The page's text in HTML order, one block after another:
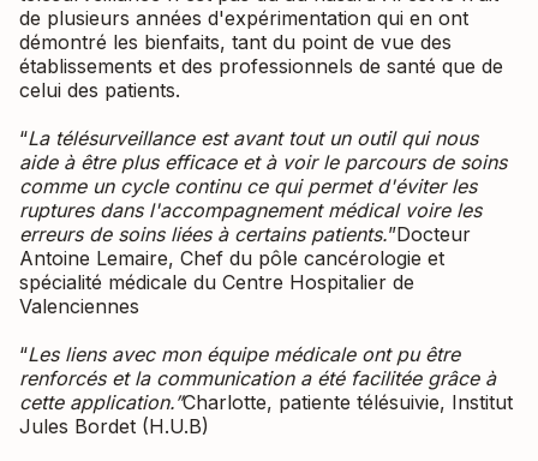
de plusieurs années d'expérimentation qui en ont
démontré les bienfaits, tant du point de vue des
établissements et des professionnels de santé que de
celui des patients.
“La télésurveillance est avant tout un outil qui nous
aide à être plus efficace et à voir le parcours de soins
comme un cycle continu ce qui permet d'éviter les
ruptures dans l'accompagnement médical voire les
erreurs de soins liées à certains patients.”Docteur
Antoine Lemaire, Chef du pôle cancérologie et
spécialité médicale du Centre Hospitalier de
Valenciennes
“Les liens avec mon équipe médicale ont pu être
renforcés et la communication a été facilitée grâce à
cette application.”Charlotte, patiente télésuivie, Institut
Jules Bordet (H.U.B)